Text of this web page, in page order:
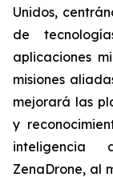
Unidos,
de
aplicaciones
misiones
mejorará las
y
inteligencia
ZenaDrone, al